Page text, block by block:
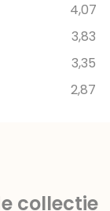
4,07
3,83
3,35
2,87
collectie